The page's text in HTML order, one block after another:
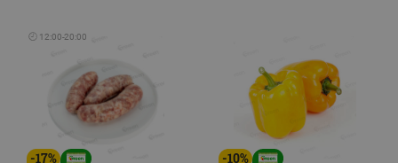
🕘 12:00-20:00
-17% -10%